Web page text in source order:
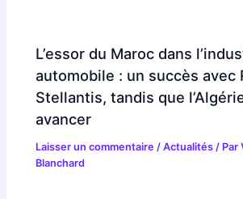
L’essor du Maroc dans
automobile : un succès avec
Stellantis, tandis que
avancer
Laisser un commentaire /Actualités / Par
Blanchard